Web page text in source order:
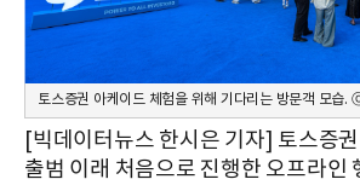
토스증권 아케이드 체험을 위해 기다리는 방문객 모습.
[빅데이터뉴스 한시은 기자] 토스증
출범 이래 처음으로 진행한 오프라인